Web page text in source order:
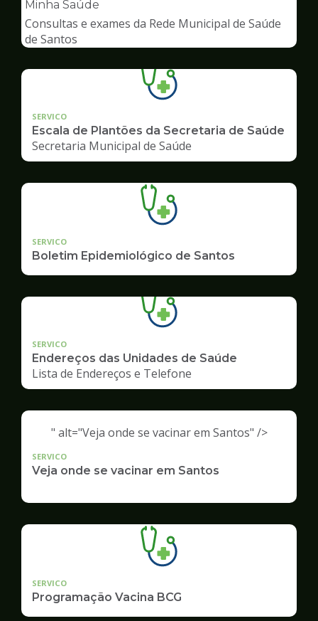
de
Saúde
Minha Saúde
Consultas e exames da Rede Municipal de Saúde
de Santos
SERVICO
Escala de Plantões da Secretaria de Saúde
Secretaria Municipal de Saúde
SERVICO
Boletim Epidemiológico de Santos
SERVICO
Endereços das Unidades de Saúde
Lista de Endereços e Telefone
" alt="Veja onde se vacinar em Santos" />
SERVICO
Veja onde se vacinar em Santos
SERVICO
Programação Vacina BCG